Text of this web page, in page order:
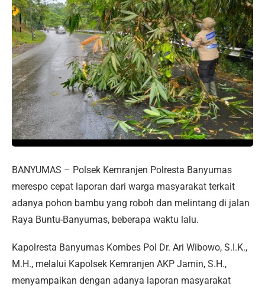
BANYUMAS – Polsek Kemranjen Polresta Banyumas
merespo cepat laporan dari warga masyarakat terkait
adanya pohon bambu yang roboh dan melintang di jalan
Raya Buntu-Banyumas, beberapa waktu lalu.
Kapolresta Banyumas Kombes Pol Dr. Ari Wibowo, S.I.K.,
M.H., melalui Kapolsek Kemranjen AKP Jamin, S.H.,
menyampaikan dengan adanya laporan masyarakat